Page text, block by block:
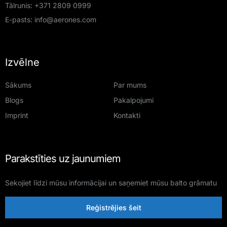
Tālrunis: +371 2809 0999
E-pasts: info@aerones.com
Izvēlne
Sākums
Par mums
Blogs
Pakalpojumi
Imprint
Kontakti
Parakstīties uz jaunumiem
Sekojiet līdzi mūsu informācijai un saņemiet mūsu balto grāmatu
Reģistrējies šeit